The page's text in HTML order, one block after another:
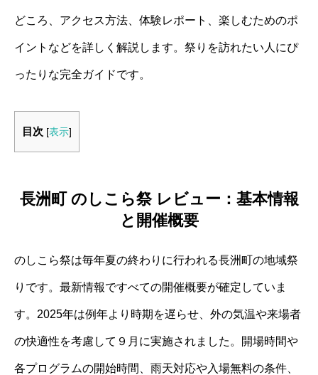
どころ、アクセス方法、体験レポート、楽しむためのポ
イントなどを詳しく解説します。祭りを訪れたい人にぴ
ったりな完全ガイドです。
目次 [表示]
長洲町 のしこら祭 レビュー：基本情報
と開催概要
のしこら祭は毎年夏の終わりに行われる長洲町の地域祭
りです。最新情報ですべての開催概要が確定していま
す。2025年は例年より時期を遅らせ、外の気温や来場者
の快適性を考慮して９月に実施されました。開場時間や
各プログラムの開始時間、雨天対応や入場無料の条件、